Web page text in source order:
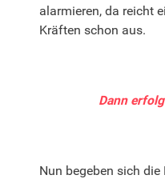
alarmieren, da reicht
Kräften schon aus.
Dann
Nun begeben sich die